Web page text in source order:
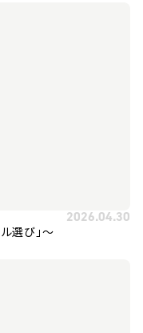
2026.04.30
選び」～